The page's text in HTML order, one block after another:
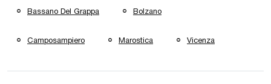
Bassano Del Grappa Bolzano
Camposampiero Marostica Vicenza